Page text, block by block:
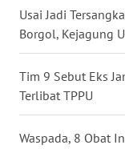
Usai Jadi
Borgol, Kejagung
Tim 9 Sebut Eks
Terlibat TPPU
Waspada, 8 Obat
BENGKULU
WN